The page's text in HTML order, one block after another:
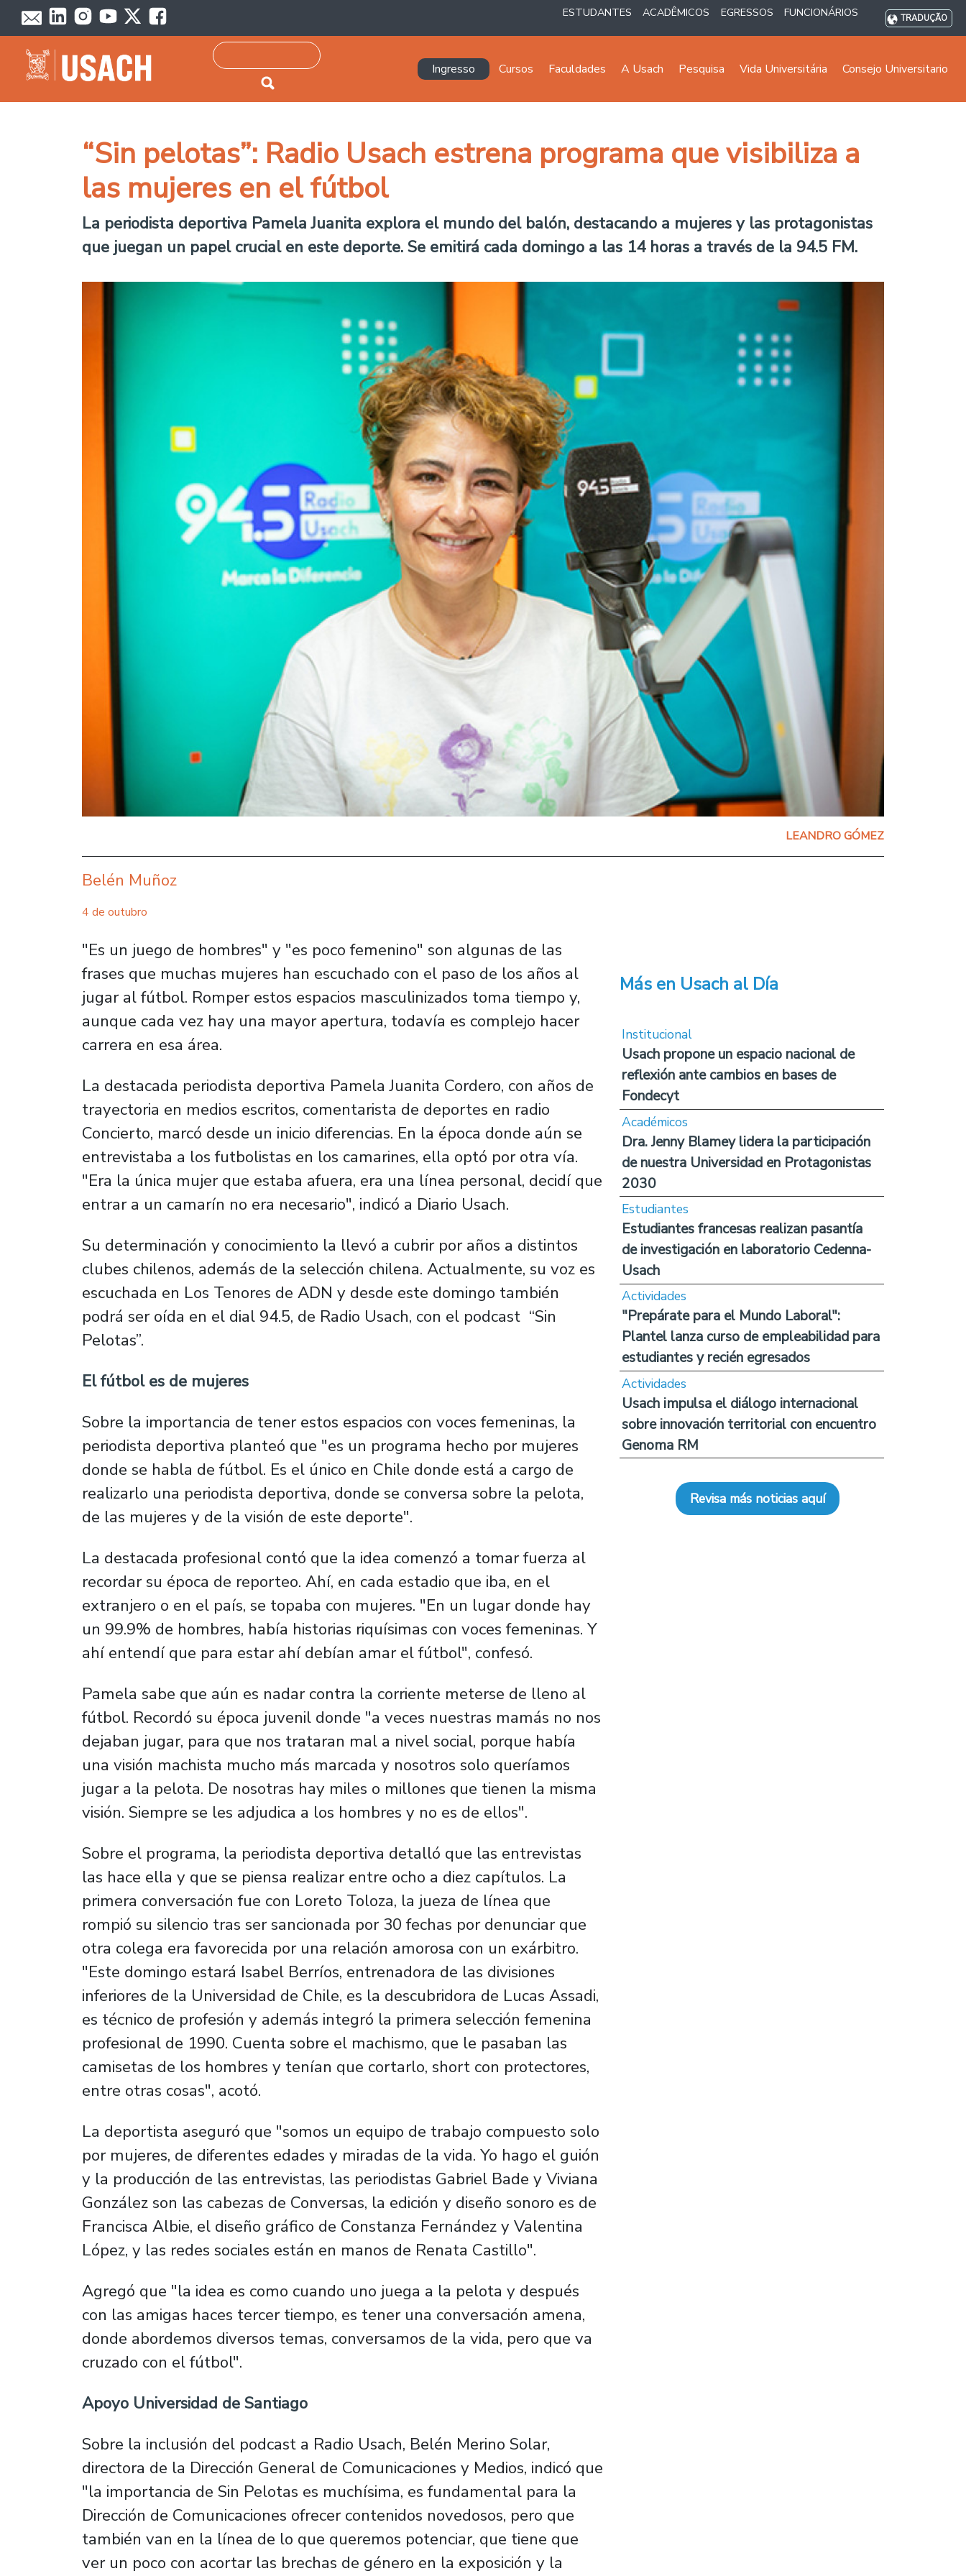
Passar para o conteúdo principal ESTUDANTES ACADÊMICOS EGRESSOS FUNCIONÁRIOS TRADUÇÃO
Pesquisar
Navegación principal
Ingresso Cursos Faculdades A Usach Pesquisa Vida Universitária Consejo Universitario
“Sin pelotas”: Radio Usach estrena programa que visibiliza a
las mujeres en el fútbol
La periodista deportiva Pamela Juanita explora el mundo del balón, destacando a mujeres y las protagonistas
que juegan un papel crucial en este deporte. Se emitirá cada domingo a las 14 horas a través de la 94.5 FM.
LEANDRO GÓMEZ
Belén Muñoz
4 de outubro
"Es un juego de hombres" y "es poco femenino" son algunas de las
frases que muchas mujeres han escuchado con el paso de los años al
jugar al fútbol. Romper estos espacios masculinizados toma tiempo y,
aunque cada vez hay una mayor apertura, todavía es complejo hacer
carrera en esa área.
La destacada periodista deportiva Pamela Juanita Cordero, con años de
trayectoria en medios escritos, comentarista de deportes en radio
Concierto, marcó desde un inicio diferencias. En la época donde aún se
entrevistaba a los futbolistas en los camarines, ella optó por otra vía.
"Era la única mujer que estaba afuera, era una línea personal, decidí que
entrar a un camarín no era necesario", indicó a Diario Usach.
Su determinación y conocimiento la llevó a cubrir por años a distintos
clubes chilenos, además de la selección chilena. Actualmente, su voz es
escuchada en Los Tenores de ADN y desde este domingo también
podrá ser oída en el dial 94.5, de Radio Usach, con el podcast “Sin
Pelotas”.
El fútbol es de mujeres
Sobre la importancia de tener estos espacios con voces femeninas, la
periodista deportiva planteó que "es un programa hecho por mujeres
donde se habla de fútbol. Es el único en Chile donde está a cargo de
realizarlo una periodista deportiva, donde se conversa sobre la pelota,
de las mujeres y de la visión de este deporte".
La destacada profesional contó que la idea comenzó a tomar fuerza al
recordar su época de reporteo. Ahí, en cada estadio que iba, en el
extranjero o en el país, se topaba con mujeres. "En un lugar donde hay
un 99.9% de hombres, había historias riquísimas con voces femeninas. Y
ahí entendí que para estar ahí debían amar el fútbol", confesó.
Pamela sabe que aún es nadar contra la corriente meterse de lleno al
fútbol. Recordó su época juvenil donde "a veces nuestras mamás no nos
dejaban jugar, para que nos trataran mal a nivel social, porque había
una visión machista mucho más marcada y nosotros solo queríamos
jugar a la pelota. De nosotras hay miles o millones que tienen la misma
visión. Siempre se les adjudica a los hombres y no es de ellos".
Sobre el programa, la periodista deportiva detalló que las entrevistas
las hace ella y que se piensa realizar entre ocho a diez capítulos. La
primera conversación fue con Loreto Toloza, la jueza de línea que
rompió su silencio tras ser sancionada por 30 fechas por denunciar que
otra colega era favorecida por una relación amorosa con un exárbitro.
"Este domingo estará Isabel Berríos, entrenadora de las divisiones
inferiores de la Universidad de Chile, es la descubridora de Lucas Assadi,
es técnico de profesión y además integró la primera selección femenina
profesional de 1990. Cuenta sobre el machismo, que le pasaban las
camisetas de los hombres y tenían que cortarlo, short con protectores,
entre otras cosas", acotó.
La deportista aseguró que "somos un equipo de trabajo compuesto solo
por mujeres, de diferentes edades y miradas de la vida. Yo hago el guión
y la producción de las entrevistas, las periodistas Gabriel Bade y Viviana
González son las cabezas de Conversas, la edición y diseño sonoro es de
Francisca Albie, el diseño gráfico de Constanza Fernández y Valentina
López, y las redes sociales están en manos de Renata Castillo".
Agregó que "la idea es como cuando uno juega a la pelota y después
con las amigas haces tercer tiempo, es tener una conversación amena,
donde abordemos diversos temas, conversamos de la vida, pero que va
cruzado con el fútbol".
Apoyo Universidad de Santiago
Sobre la inclusión del podcast a Radio Usach, Belén Merino Solar,
directora de la Dirección General de Comunicaciones y Medios, indicó que
"la importancia de Sin Pelotas es muchísima, es fundamental para la
Dirección de Comunicaciones ofrecer contenidos novedosos, pero que
también van en la línea de lo que queremos potenciar, que tiene que
ver un poco con acortar las brechas de género en la exposición y la
Más en Usach al Día
Institucional
Usach propone un espacio nacional de
reflexión ante cambios en bases de
Fondecyt
Académicos
Dra. Jenny Blamey lidera la participación
de nuestra Universidad en Protagonistas
2030
Estudiantes
Estudiantes francesas realizan pasantía
de investigación en laboratorio Cedenna-
Usach
Actividades
"Prepárate para el Mundo Laboral":
Plantel lanza curso de empleabilidad para
estudiantes y recién egresados
Actividades
Usach impulsa el diálogo internacional
sobre innovación territorial con encuentro
Genoma RM
Revisa más noticias aquí